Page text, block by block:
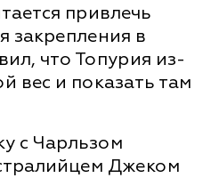
привлечь
закрепления в
что Топурия из-
вес и показать там
с Чарльзом
Джеком